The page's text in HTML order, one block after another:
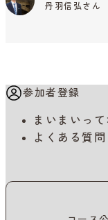
丹羽信弘さん
参加者登録
まいまいって
よくある質問